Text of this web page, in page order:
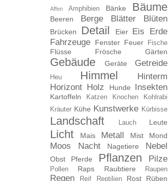
Affen Amphibien Bänke Bäume
Beeren Berge Blätter Blüten
Brücken Detail Eier Eis
Erde
Fahrzeuge
Fenster Feuer Fische
Flüsse Frösche Gärten
Gebäude Geräte Getreide
Heu Himmel
Hinterm
Horizont Holz Hunde Insekten
Kartoffeln Katzen Knochen
Kohlrabi
Kräuter Kühe Kunstwerke Kürbisse
Landschaft Lauch Leute
Licht Mais Metall Mist Mond
Moos Nacht Nagetiere Nebel
Obst Pferde Pflanzen Pilze
Pollen Raps Raubtiere Raupen
Regen Reif Reptilien Rost
Rüben